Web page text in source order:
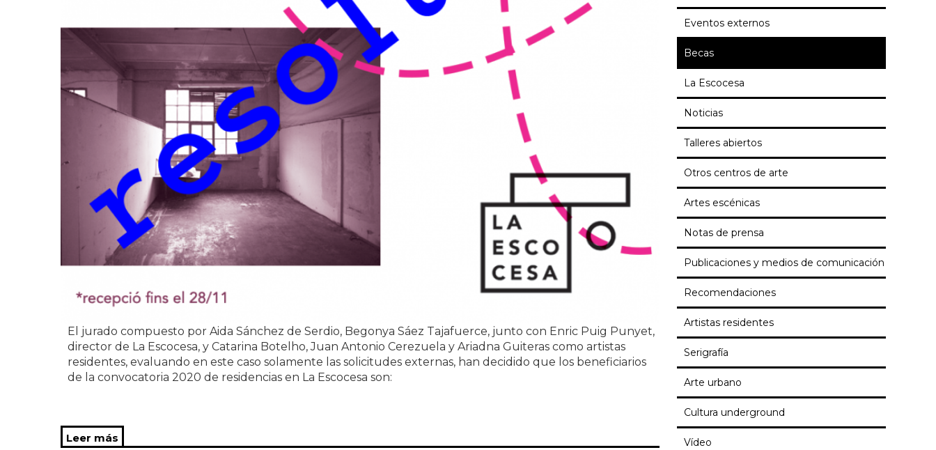
El jurado compuesto por Aida Sánchez de Serdio, Begonya Sáez Tajafuerce, junto con Enric Puig Punyet,
director de La Escocesa, y Catarina Botelho, Juan Antonio Cerezuela y Ariadna Guiteras como artistas
residentes, evaluando en este caso solamente las solicitudes externas, han decidido que los beneficiarios
de la convocatoria 2020 de residencias en La Escocesa son:
Leer más
Eventos externos
Becas
La Escocesa
Noticias
Talleres abiertos
Otros centros de arte
Artes escénicas
Notas de prensa
Publicaciones y medios de comunicación
Recomendaciones
Artistas residentes
Serigrafía
Arte urbano
Cultura underground
Vídeo